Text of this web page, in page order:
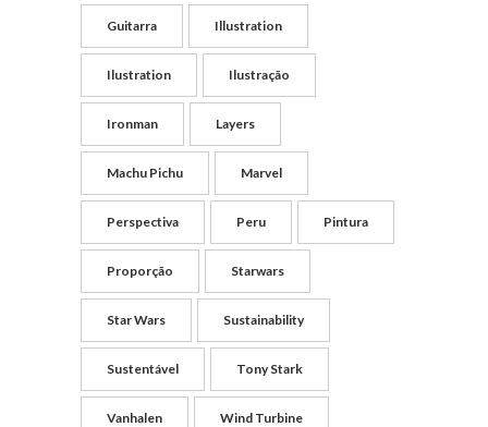
Guitarra Illustration
Ilustration Ilustração
Ironman Layers
Machu Pichu Marvel
Perspectiva Peru Pintura
Proporção Starwars
Star Wars Sustainability
Sustentável Tony Stark
Vanhalen Wind Turbine